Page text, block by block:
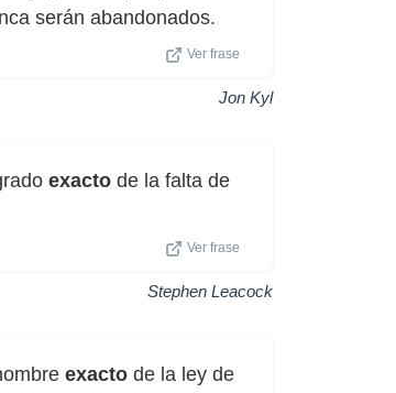
serán abandonados.
Ver frase
Jon Kyl
exacto de la falta de
Ver frase
Stephen Leacock
exacto de la ley de